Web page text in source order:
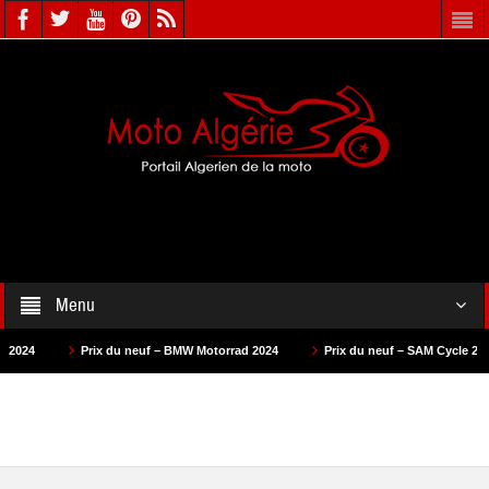
Menu
Prix du neuf – BMW Motorrad 2024 Prix du neuf – SAM Cycle 2024